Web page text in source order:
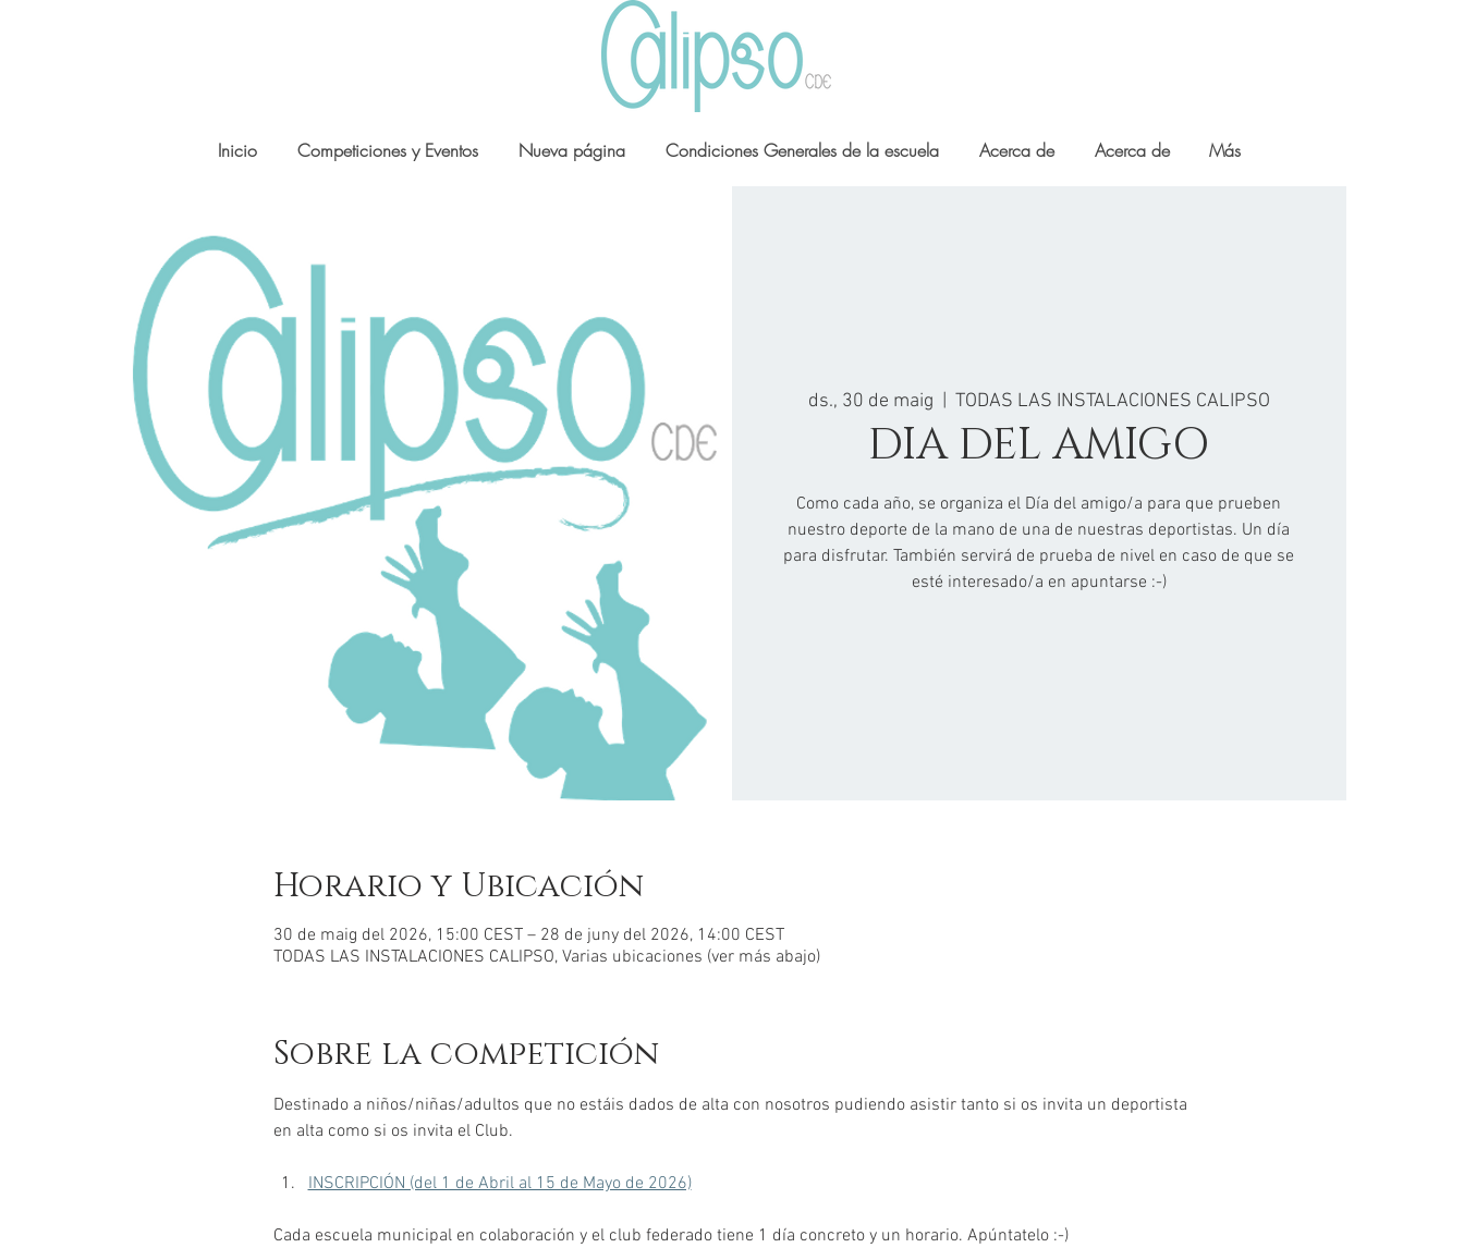
Inicio Competiciones y Eventos Nueva página Condiciones Generales de la escuela Acerca de Acerca de Más
ds., 30 de maig
  |
TODAS LAS INSTALACIONES CALIPSO
DIA DEL AMIGO
Como cada año, se organiza el Día del amigo/a para que prueben
nuestro deporte de la mano de una de nuestras deportistas. Un día
para disfrutar. También servirá de prueba de nivel en caso de que se
esté interesado/a en apuntarse :-)
Horario y Ubicación
30 de maig del 2026, 15:00 CEST – 28 de juny del 2026, 14:00 CEST
TODAS LAS INSTALACIONES CALIPSO, Varias ubicaciones (ver más abajo)
Sobre la competición
Destinado a niños/niñas/adultos que no estáis dados de alta con nosotros pudiendo asistir tanto si os invita un deportista
en alta como si os invita el Club.
INSCRIPCIÓN (del 1 de Abril al 15 de Mayo de 2026)
Cada escuela municipal en colaboración y el club federado tiene 1 día concreto y un horario. Apúntatelo :-)